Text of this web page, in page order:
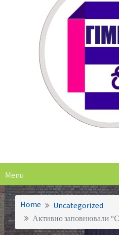
Menu
Home
Uncategorized
Активно заповнювали